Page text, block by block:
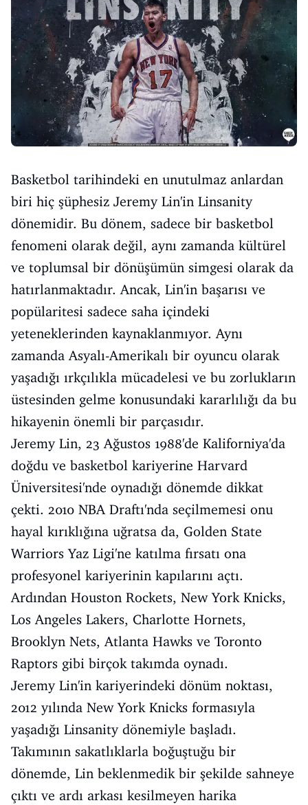
Basketbol tarihindeki en unutulmaz anlardan
biri hiç şüphesiz Jeremy Lin'in Linsanity
dönemidir. Bu dönem, sadece bir basketbol
fenomeni olarak değil, aynı zamanda kültürel
ve toplumsal bir dönüşümün simgesi olarak da
hatırlanmaktadır. Ancak, Lin'in başarısı ve
popülaritesi sadece saha içindeki
yeteneklerinden kaynaklanmıyor. Aynı
zamanda Asyalı-Amerikalı bir oyuncu olarak
yaşadığı ırkçılıkla mücadelesi ve bu zorlukların
üstesinden gelme konusundaki kararlılığı da bu
hikayenin önemli bir parçasıdır.
Jeremy Lin, 23 Ağustos 1988'de Kaliforniya'da
doğdu ve basketbol kariyerine Harvard
Üniversitesi'nde oynadığı dönemde dikkat
çekti. 2010 NBA Draftı'nda seçilmemesi onu
hayal kırıklığına uğratsa da, Golden State
Warriors Yaz Ligi'ne katılma fırsatı ona
profesyonel kariyerinin kapılarını açtı.
Ardından Houston Rockets, New York Knicks,
Los Angeles Lakers, Charlotte Hornets,
Brooklyn Nets, Atlanta Hawks ve Toronto
Raptors gibi birçok takımda oynadı.
Jeremy Lin'in kariyerindeki dönüm noktası,
2012 yılında New York Knicks formasıyla
yaşadığı Linsanity dönemiyle başladı.
Takımının sakatlıklarla boğuştuğu bir
dönemde, Lin beklenmedik bir şekilde sahneye
çıktı ve ardı arkası kesilmeyen harika